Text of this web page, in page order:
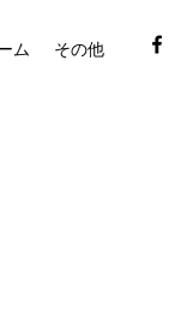
ム その他